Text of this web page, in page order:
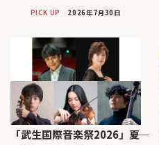
PICK UP 2026年7月30日
「武生国際音楽祭2026」――夏